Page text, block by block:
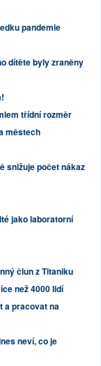
pandemie
dítěte byly zraněny
třídní rozměr
městech
snižuje počet nákaz
jako laboratorní
člun z Titaniku
než 4000 lidí
a pracovat na
neví, co je